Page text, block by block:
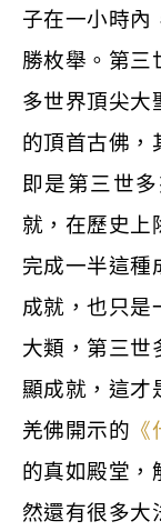
子在一小時內
勝枚舉。第三
多世界頂尖大
的頂首古佛，
即是第三世
就，在歷史上
完成一半這種
成就，也只是
大類，第三世
顯成就，這才
羌佛開示的
的真如殿堂，
然還有很多大